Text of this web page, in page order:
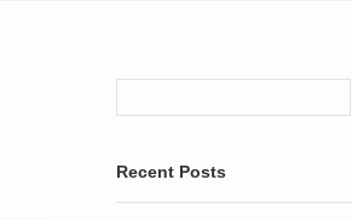
Recent Posts